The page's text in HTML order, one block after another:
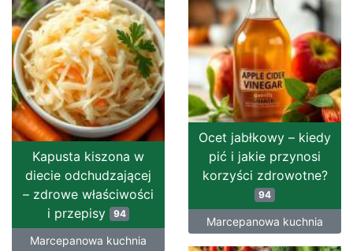
Ocet jabłkowy – kiedy
pić i jakie przynosi
korzyści zdrowotne?
94
Marcepanowa kuchnia
Kapusta kiszona w
diecie odchudzającej
– zdrowe właściwości
i przepisy
94
Marcepanowa kuchnia